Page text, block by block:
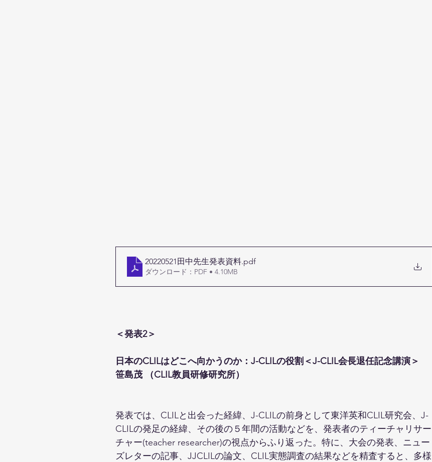
20220521田中先生発表資料.pdf
ダウンロード：PDF • 4.10MB
＜発表2＞
日本のCLILはどこへ向かうのか：J-CLILの役割＜J-CLIL会長退任記念講演＞
笹島茂 （CLIL教員研修研究所）
発表では、CLILと出会った経緯、J-CLILの前身として東洋英和CLIL研究会、J-
CLILの発足の経緯、その後の５年間の活動などを、発表者のティーチャリサー
チャー(teacher researcher)の視点からふり返った。特に、大会の発表、ニュー
ズレターの記事、JJCLILの論文、CLIL実態調査の結果などを精査すると、多様